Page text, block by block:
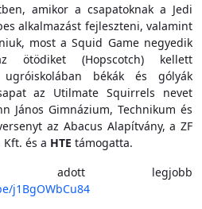
amikor a csapatoknak a Jedi
alkalmazást fejleszteni, valamint
most a Squid Game negyedik
ötödiket (Hopscotch) kellett
békák és gólyák
az Utilmate Squirrels nevet
János Gimnázium, Technikum és
az Abacus Alapítvány, a ZF
és a HTE támogatta.
adott legjobb
j1BgOWbCu84